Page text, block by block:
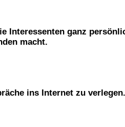
Interessenten ganz
macht.
ins Internet zu